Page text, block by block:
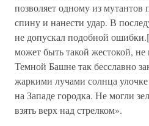
позволяет одному из мутантов
спину и нанести удар. В
не допускал подобной
может быть такой жестокой,
Темной Башне так бесславно
жаркими лучами солнца улочке
на Западе городка. Не могли
взять верх над стрелком».